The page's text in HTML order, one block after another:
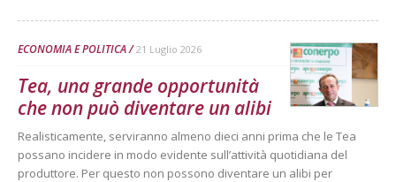
ECONOMIA E POLITICA 21 Luglio 2026
Tea, una grande opportunità
che non può diventare un alibi
Realisticamente, serviranno almeno dieci anni prima che le Tea
possano incidere in modo evidente sull’attività quotidiana del
produttore. Per questo non possono diventare un alibi per